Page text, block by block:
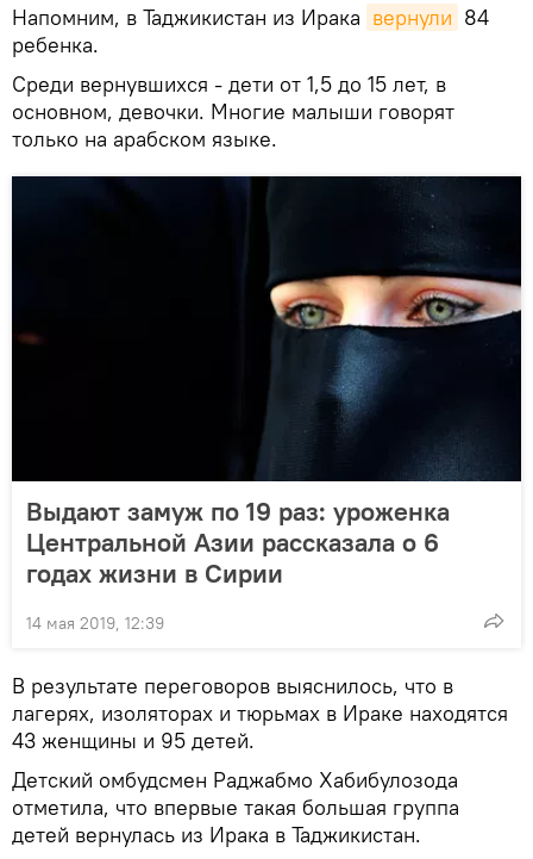
Напомним, в Таджикистан из Ирака вернули 84
ребенка.
Среди вернувшихся - дети от 1,5 до 15 лет, в
основном, девочки. Многие малыши говорят
только на арабском языке.
Выдают замуж по 19 раз: уроженка
Центральной Азии рассказала о 6
годах жизни в Сирии
14 мая 2019, 12:39
В результате переговоров выяснилось, что в
лагерях, изоляторах и тюрьмах в Ираке находятся
43 женщины и 95 детей.
Детский омбудсмен Раджабмо Хабибулозода
отметила, что впервые такая большая группа
детей вернулась из Ирака в Таджикистан.